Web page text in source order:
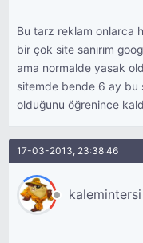
Bu tarz reklam onlarca
bir çok site sanırım
ama normalde yasak
sitemde bende 6 ay bu
olduğunu öğrenince
17-03-2013, 23:38:46
kalemintersi